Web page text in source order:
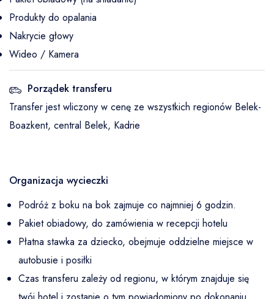
Produkty do opalania
Nakrycie głowy
Wideo / Kamera
Porządek transferu
Transfer jest wliczony w cenę ze wszystkich regionów Belek-
Boazkent, central Belek, Kadrie
Organizacja wycieczki
Podróż z boku na bok zajmuje co najmniej 6 godzin.
Pakiet obiadowy, do zamówienia w recepcji hotelu
Płatna stawka za dziecko, obejmuje oddzielne miejsce w
autobusie i posiłki
Czas transferu zależy od regionu, w którym znajduje się